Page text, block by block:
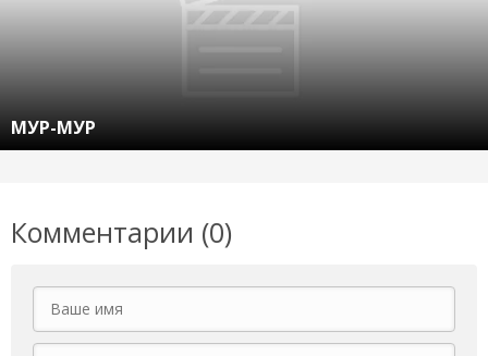
МУР-МУР
Комментарии (0)